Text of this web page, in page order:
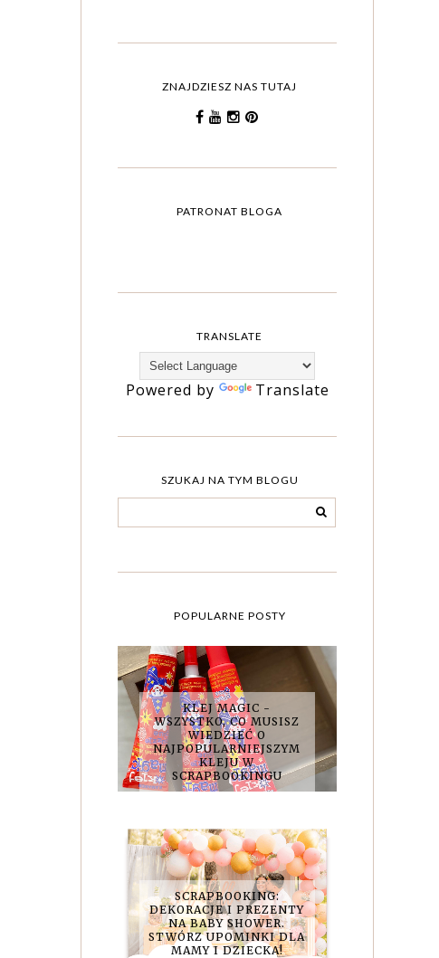
ZNAJDZIESZ NAS TUTAJ
PATRONAT BLOGA
TRANSLATE
Powered by Translate
SZUKAJ NA TYM BLOGU
POPULARNE POSTY
KLEJ MAGIC -
WSZYSTKO, CO MUSISZ
WIEDZIEĆ O
NAJPOPULARNIEJSZYM
KLEJU W
SCRAPBOOKINGU
SCRAPBOOKING:
DEKORACJE I PREZENTY
NA BABY SHOWER.
STWÓRZ UPOMINKI DLA
MAMY I DZIECKA!